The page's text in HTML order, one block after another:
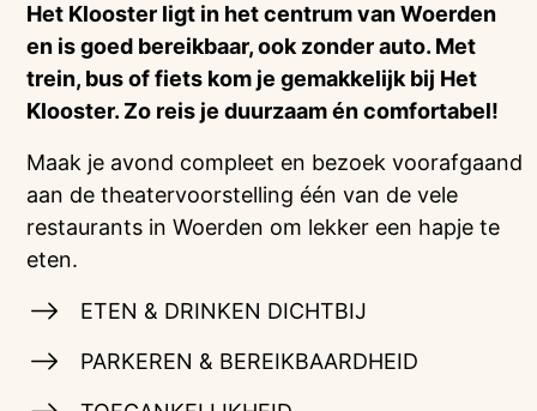
Het Klooster ligt in het centrum van Woerden
en is goed bereikbaar, ook zonder auto. Met
trein, bus of fiets kom je gemakkelijk bij Het
Klooster. Zo reis je duurzaam én comfortabel!
Maak je avond compleet en bezoek voorafgaand
aan de theatervoorstelling één van de vele
restaurants in Woerden om lekker een hapje te
eten.
ETEN & DRINKEN DICHTBIJ
PARKEREN & BEREIKBAARDHEID